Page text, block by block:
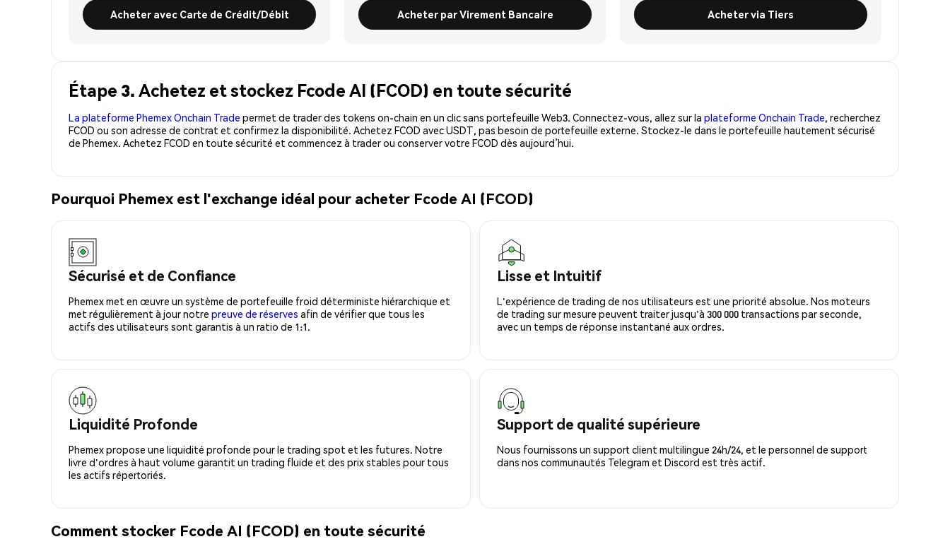
Acheter avec Carte de Crédit/Débit Acheter par Virement Bancaire Acheter via Tiers
Étape 3. Achetez et stockez Fcode AI (FCOD) en toute sécurité
La plateforme Phemex Onchain Trade permet de trader des tokens on-chain en un clic sans portefeuille Web3. Connectez-vous, allez sur la plateforme Onchain Trade, recherchez
FCOD ou son adresse de contrat et confirmez la disponibilité. Achetez FCOD avec USDT, pas besoin de portefeuille externe. Stockez-le dans le portefeuille hautement sécurisé
de Phemex. Achetez FCOD en toute sécurité et commencez à trader ou conserver votre FCOD dès aujourd’hui.
Pourquoi Phemex est l'exchange idéal pour acheter Fcode AI (FCOD)
Sécurisé et de Confiance
Phemex met en œuvre un système de portefeuille froid déterministe hiérarchique et
met régulièrement à jour notre preuve de réserves afin de vérifier que tous les
actifs des utilisateurs sont garantis à un ratio de 1:1.
Lisse et Intuitif
L'expérience de trading de nos utilisateurs est une priorité absolue. Nos moteurs
de trading sur mesure peuvent traiter jusqu'à 300 000 transactions par seconde,
avec un temps de réponse instantané aux ordres.
Liquidité Profonde
Phemex propose une liquidité profonde pour le trading spot et les futures. Notre
livre d'ordres à haut volume garantit un trading fluide et des prix stables pour tous
les actifs répertoriés.
Support de qualité supérieure
Nous fournissons un support client multilingue 24h/24, et le personnel de support
dans nos communautés Telegram et Discord est très actif.
Comment stocker Fcode AI (FCOD) en toute sécurité